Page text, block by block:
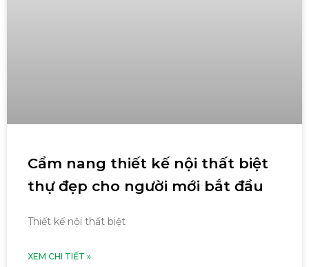
Cẩm nang thiết kế nội thất biệt
thự đẹp cho người mới bắt đầu
Thiết kế nội thất biệt
XEM CHI TIẾT »